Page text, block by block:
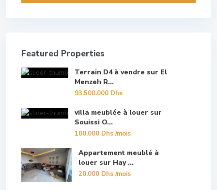
Featured Properties
Terrain D4 à vendre sur El
Menzeh R...
93.500.000 Dhs
villa meublée à louer sur
Souissi O...
100.000 Dhs/mois
Appartement meublé à
louer sur Hay ...
20.000 Dhs/mois